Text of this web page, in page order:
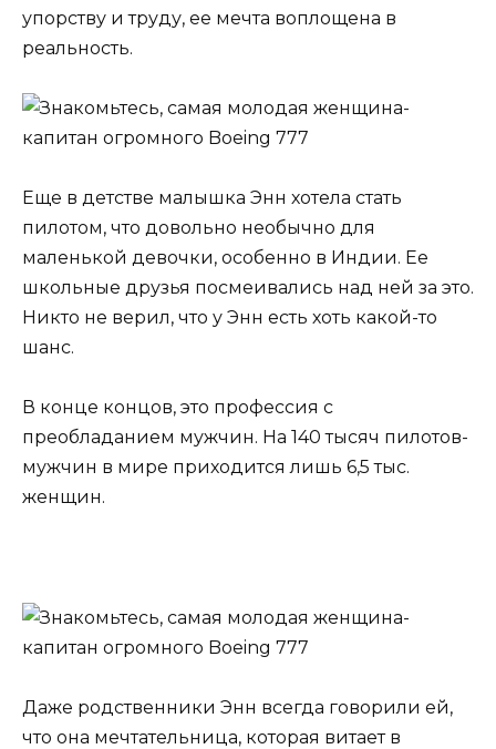
упорству и труду, ее мечта воплощена в
реальность.
Еще в детстве малышка Энн хотела стать
пилотом, что довольно необычно для
маленькой девочки, особенно в Индии. Ее
школьные друзья посмеивались над ней за это.
Никто не верил, что у Энн есть хоть какой-то
шанс.
В конце концов, это профессия с
преобладанием мужчин. На 140 тысяч пилотов-
мужчин в мире приходится лишь 6,5 тыс.
женщин.
Даже родственники Энн всегда говорили ей,
что она мечтательница, которая витает в